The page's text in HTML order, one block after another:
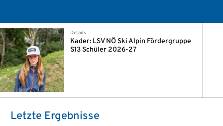
Details
Kader: LSV NÖ Ski Alpin Fördergruppe
S13 Schüler 2026-27
Letzte Ergebnisse